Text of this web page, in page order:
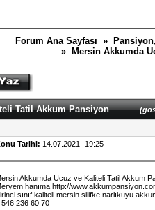
Forum Ana Sayfası »
» Mersin Akkumda
Tatil Akkum Pansiyon
Tarihi: 14.07.2021- 19:25
Akkumda Ucuz ve Kaliteli Tatil Akkum
hanıma http://
sınıf kaliteli mersin silifke narlıkuyu
546 236 60 70